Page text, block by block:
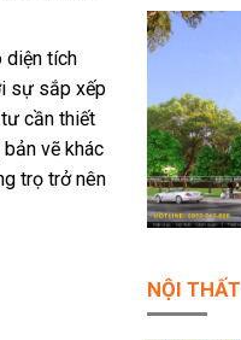
diện tích
sự sắp xếp
cần thiết
vẽ khác
trọ trở nên
NỘI THẤT